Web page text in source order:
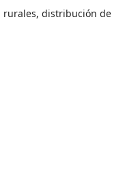
rurales, distribución de